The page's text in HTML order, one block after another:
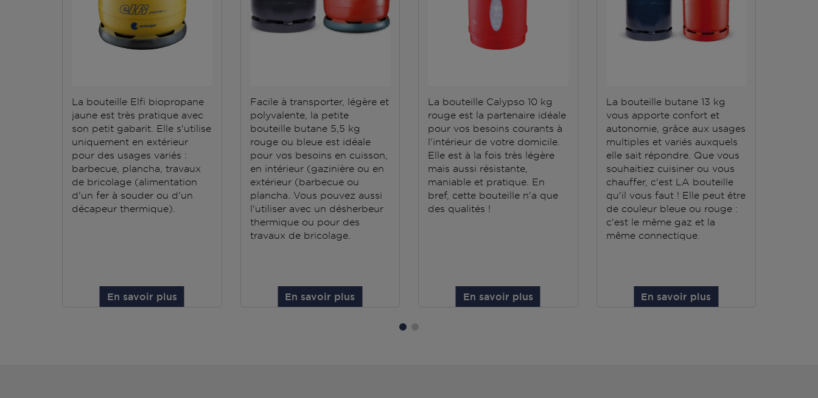
La bouteille Elfi biopropane
jaune est très pratique avec
son petit gabarit. Elle s'utilise
uniquement en extérieur
pour des usages variés :
barbecue, plancha, travaux
de bricolage (alimentation
d'un fer à souder ou d'un
décapeur thermique).
En savoir plus
Facile à transporter, légère et
polyvalente, la petite
bouteille butane 5,5 kg
rouge ou bleue est idéale
pour vos besoins en cuisson,
en intérieur (gazinière ou en
extérieur (barbecue ou
plancha. Vous pouvez aussi
l'utiliser avec un désherbeur
thermique ou pour des
travaux de bricolage.
En savoir plus
La bouteille Calypso 10 kg
rouge est la partenaire idéale
pour vos besoins courants à
l'intérieur de votre domicile.
Elle est à la fois très légère
mais aussi résistante,
maniable et pratique. En
bref, cette bouteille n'a que
des qualités !
En savoir plus
La bouteille butane 13 kg
vous apporte confort et
autonomie, grâce aux usages
multiples et variés auxquels
elle sait répondre. Que vous
souhaitiez cuisiner ou vous
chauffer, c'est LA bouteille
qu'il vous faut ! Elle peut être
de couleur bleue ou rouge :
c'est le même gaz et la
même connectique.
En savoir plus